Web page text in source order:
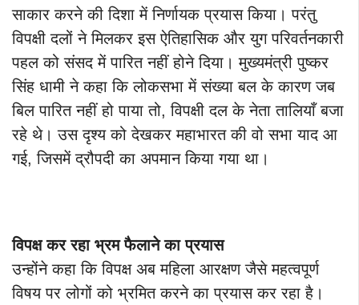
साकार करने की दिशा में निर्णायक प्रयास किया। परंतु
विपक्षी दलों ने मिलकर इस ऐतिहासिक और युग परिवर्तनकारी
पहल को संसद में पारित नहीं होने दिया। मुख्यमंत्री पुष्कर
सिंह धामी ने कहा कि लोकसभा में संख्या बल के कारण जब
बिल पारित नहीं हो पाया तो, विपक्षी दल के नेता तालियाँ बजा
रहे थे। उस दृश्य को देखकर महाभारत की वो सभा याद आ
गई, जिसमें द्रौपदी का अपमान किया गया था।
विपक्ष कर रहा भ्रम फैलाने का प्रयास
उन्होंने कहा कि विपक्ष अब महिला आरक्षण जैसे महत्वपूर्ण
विषय पर लोगों को भ्रमित करने का प्रयास कर रहा है।